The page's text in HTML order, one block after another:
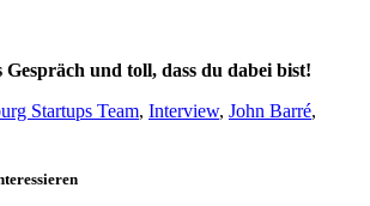
und toll, dass du dabei bist!
Startups Team, Interview, John Barré,